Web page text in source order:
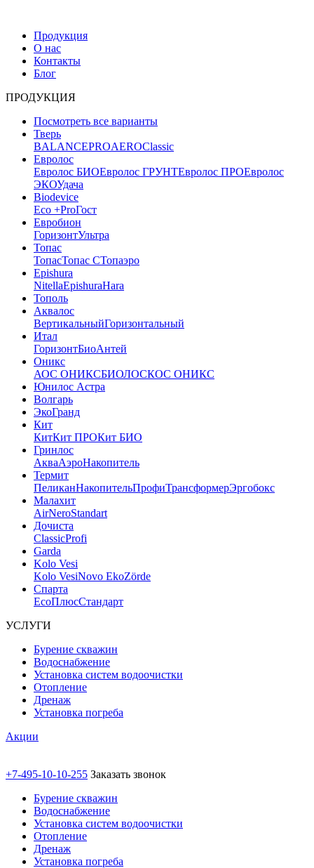
Продукция
О нас
Контакты
Блог
ПРОДУКЦИЯ
Посмотреть все варианты
Тверь
BALANCEPROAEROClassic
Евролос
Евролос БИОЕвролос ГРУНТЕвролос ПРОЕвролос
ЭКОУдача
Biodevice
Eco +ProГост
Евробион
ГоризонтУльтра
Топас
ТопасТопас СТопаэро
Epishura
NitellaEpishuraHara
Тополь
Аквалос
ВертикальныйГоризонтальный
Итал
ГоризонтБиоАнтей
Оникс
АОС ОНИКСБИОЛОСКОС ОНИКС
Юнилос Астра
Волгарь
ЭкоГранд
Кит
КитКит ПРОКит БИО
Гринлос
АкваАэроНакопитель
Термит
ПеликанНакопительПрофиТрансформерЭргобокс
Малахит
AirNeroStandart
Дочиста
ClassicProfi
Garda
Kolo Vesi
Kolo VesiNovo EkoZörde
Спарта
EcoПлюсСтандарт
УСЛУГИ
Бурение скважин
Водоснабжение
Установка систем водоочистки
Отопление
Дренаж
Установка погреба
Акции
+7-495-10-10-255 Заказать звонок
Бурение скважин
Водоснабжение
Установка систем водоочистки
Отопление
Дренаж
Установка погреба